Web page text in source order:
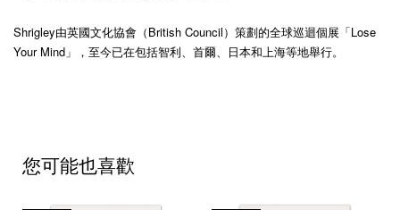
Shrigley由英國文化協會（British Council）策劃的全球巡迴個展「Lose
Your Mind」，至今已在包括智利、首爾、日本和上海等地舉行。
您可能也喜歡